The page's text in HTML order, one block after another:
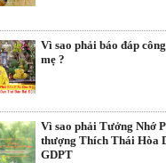
Vì sao phải báo đáp
mẹ ?
Vì sao phải Tưởng Nhớ
thượng Thích Thái Hòa
GDPT